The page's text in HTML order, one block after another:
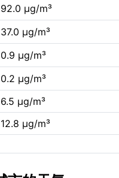
92.0 µg/m³
37.0 µg/m³
0.9 µg/m³
0.2 µg/m³
6.5 µg/m³
12.8 µg/m³